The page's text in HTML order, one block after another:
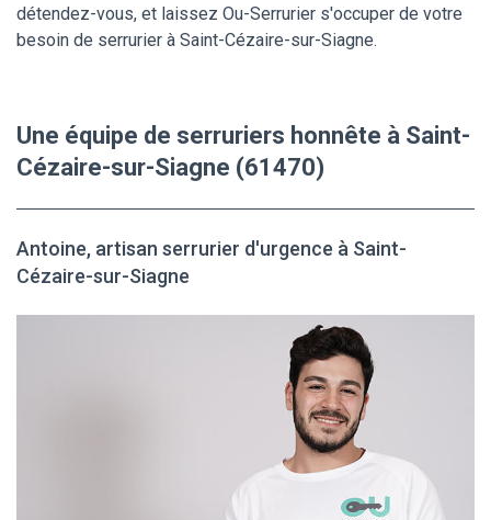
détendez-vous, et laissez Ou-Serrurier s'occuper de votre
besoin de serrurier à Saint-Cézaire-sur-Siagne.
Une équipe de serruriers honnête à Saint-
Cézaire-sur-Siagne (61470)
Antoine, artisan serrurier d'urgence à Saint-
Cézaire-sur-Siagne